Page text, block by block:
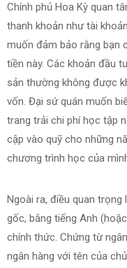
Chính phủ Hoa Kỳ quan
thanh khoản như tài
muốn đảm bảo rằng bạn
tiền này. Các khoản đầu
sản thường không được
vốn. Đại sứ quán muốn
trang trải chi phí học tập
cập vào quỹ cho những
chương trình học của
Ngoài ra, điều quan
gốc, bằng tiếng Anh
chính thức. Chứng từ
ngân hàng với tên của